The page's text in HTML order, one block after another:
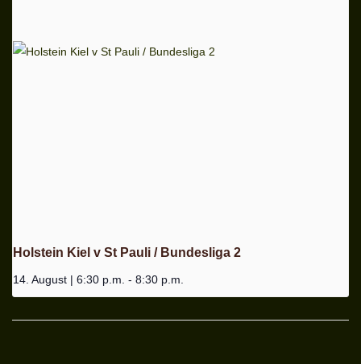
Holstein Kiel v St Pauli / Bundesliga 2
14. August | 6:30 p.m. - 8:30 p.m.